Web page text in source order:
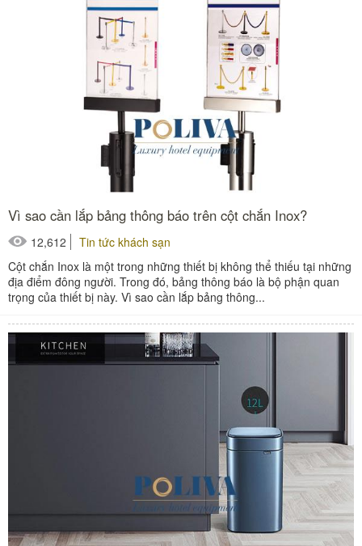
Vì sao cần lắp bảng thông báo trên cột chắn Inox?
12,612
Tin tức khách sạn
Cột chắn Inox là một trong những thiết bị không thể thiếu tại những
địa điểm đông người. Trong đó, bảng thông báo là bộ phận quan
trọng của thiết bị này. Vì sao cần lắp bảng thông...